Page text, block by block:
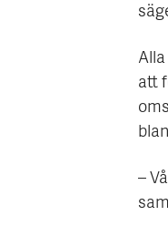
att
–